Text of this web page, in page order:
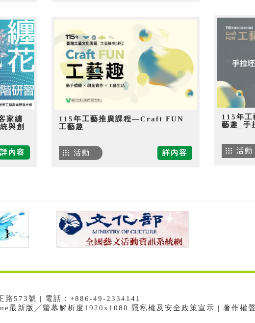
115年
藝趣_手
活動
家纏
與創
詳內容
115年工藝推廣課程—Craft FUN
工藝趣
詳內容
活動
路573號 | 電話：+886-49-2334141
最新版╱螢幕解析度1920x1080 隱私權及安全政策宣示 | 著作權